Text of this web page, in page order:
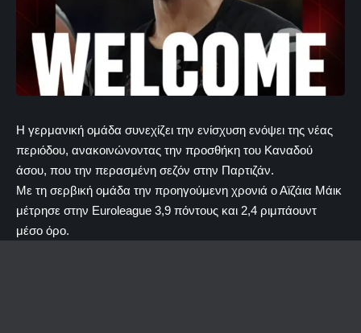
Η γερμανική ομάδα συνεχίζει την ενίσχυση ενόψει της νέας
περιόδου, ανακοινώνοντας την προσθήκη του Καναδού
άσου, που την περασμένη σεζόν στην Παρτιζάν.
Με τη σερβική ομάδα την προηγούμενη χρονιά ο Αϊζάια Μάικ
μέτρησε στην Euroleague 3,9 πόντους και 2,4 ριμπάουντ
μέσο όρο.